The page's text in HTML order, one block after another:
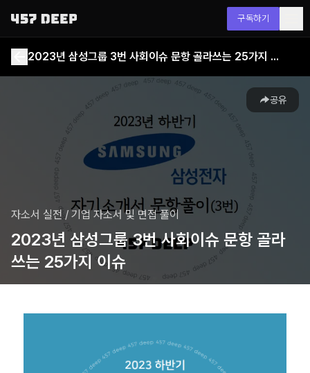
구독하기
2023년 삼성그룹 3번 사회이슈 문항 골라쓰는 25가지 이슈
공유
자소서 실전/ 기업 자소서 및 면접 풀이
2023년 삼성그룹 3번 사회이슈 문항 골라
쓰는 25가지 이슈